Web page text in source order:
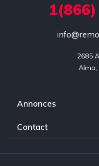
2685
Alma,
Annonces
Contact